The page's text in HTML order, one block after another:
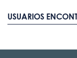
USUARIOS